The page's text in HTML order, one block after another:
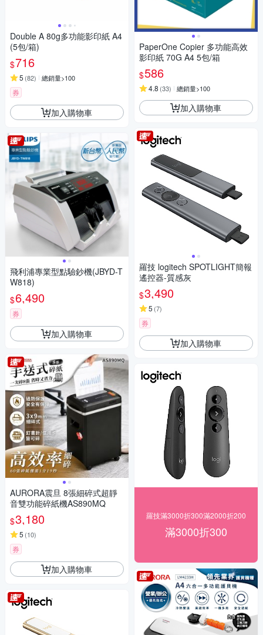
Double A 80g多功能影印紙 A4
(5包/箱)
$716
5 (82) 總銷量>100
券
加入購物車
飛利浦專業型點驗鈔機(JBYD-T
W818)
$6,490
券
加入購物車
AURORA震旦 8張細碎式超靜
音雙功能碎紙機AS890MQ
$3,180
5 (10)
券
加入購物車
PaperOne Copier 多功能高效
影印紙 70G A4 5包/箱
$586
4.8 (33) 總銷量>100
加入購物車
羅技 logitech SPOTLIGHT簡報
遙控器-質感灰
$3,490
5 (7)
券
加入購物車
羅技滿3000折300滿2000折200
滿3000折300